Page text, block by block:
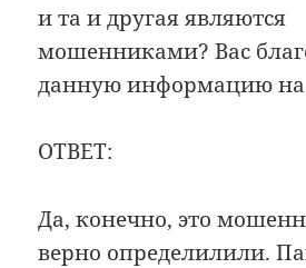
и та и другая являются
мошенниками? Вас
данную информацию на
ОТВЕТ:
Да, конечно, это
верно определилили.